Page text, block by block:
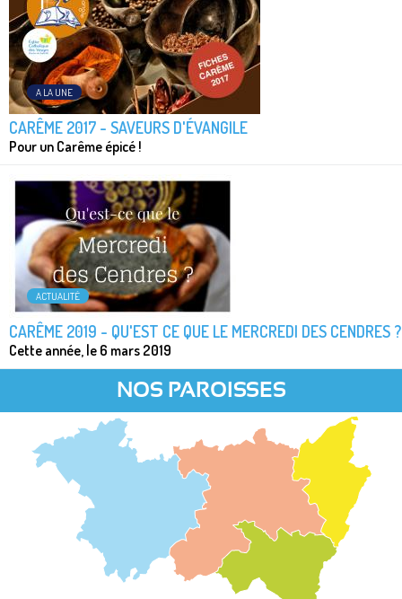
A LA UNE
CARÊME 2017 - SAVEURS D'ÉVANGILE
Pour un Carême épicé !
ACTUALITÉ
CARÊME 2019 - QU'EST CE QUE LE MERCREDI DES CENDRES ?
Cette année, le 6 mars 2019
NOS PAROISSES